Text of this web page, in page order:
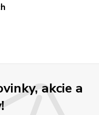
akcie a